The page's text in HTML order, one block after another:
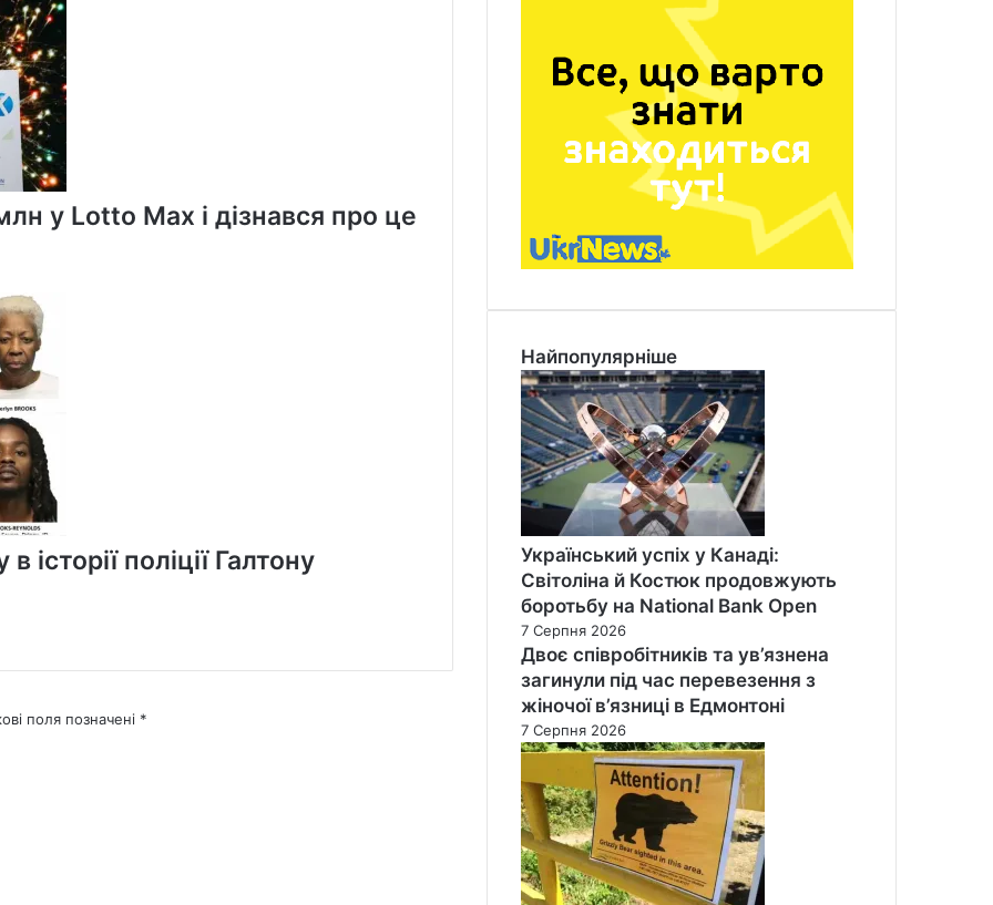
у Lotto Max і дізнався про це
історії поліції Галтону
поля позначені *
Найпопулярніше
Український успіх у Канаді:
Світоліна й Костюк продовжують
боротьбу на National Bank Open
7 Серпня 2026
Двоє співробітників та ув’язнена
загинули під час перевезення з
жіночої в’язниці в Едмонтоні
7 Серпня 2026